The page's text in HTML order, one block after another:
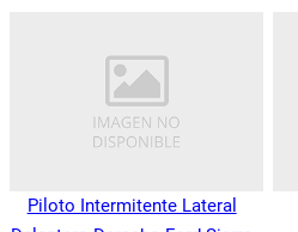
Piloto Intermitente Lateral